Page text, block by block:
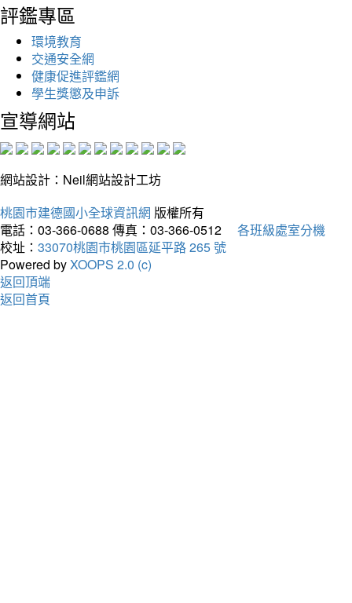
評鑑專區
環境教育
交通安全網
健康促進評鑑網
學生獎懲及申訴
宣導網站
網站設計：Neil網站設計工坊
桃園市建德國小全球資訊網 版權所有
電話：03-366-0688 傳真：03-366-0512
各班級處室分機
校址： 33070桃園市桃園區延平路 265 號
Powered byXOOPS 2.0 (c)
返回頂端
返回首頁